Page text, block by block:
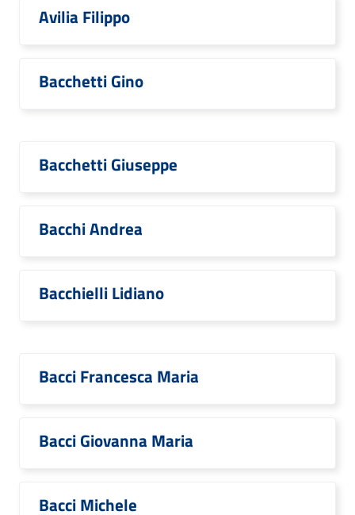
Avilia Filippo
Bacchetti Gino
Bacchetti Giuseppe
Bacchi Andrea
Bacchielli Lidiano
Bacci Francesca Maria
Bacci Giovanna Maria
Bacci Michele